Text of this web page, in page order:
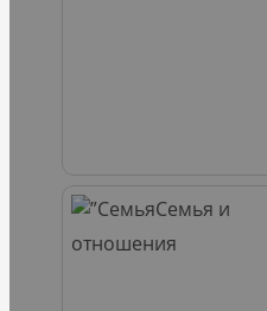
Семья и
отношения